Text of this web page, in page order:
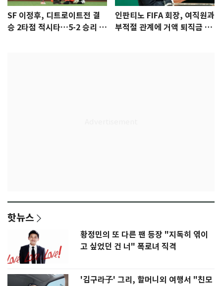
SF 이정후, 디트로이트전 결
승 2타점 적시타…5-2 승리 견
인판티노 FIFA 회장, 여직원과
부적절 관계에 거액 퇴직금 지
핫뉴스
황정민의 또 다른 팬 등장 "지독히 엮이
고 싶었던 건 너" 폭로녀 직격
'김구라子' 그리, 할머니외 여행서 "친모